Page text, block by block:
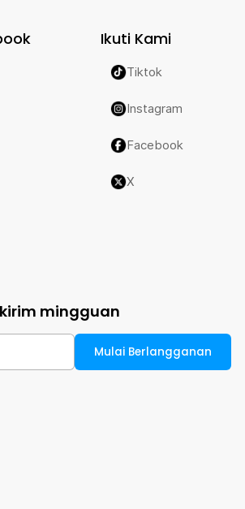
Ikuti Kami
Tiktok
Instagram
Facebook
X
mingguan
Mulai Berlangganan